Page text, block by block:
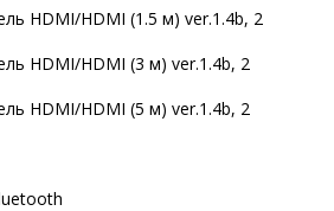
HDMI/HDMI (1.5 м) ver.1.4b, 2
HDMI/HDMI (3 м) ver.1.4b, 2
HDMI/HDMI (5 м) ver.1.4b, 2